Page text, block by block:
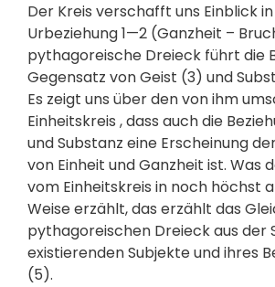
Der Kreis verschafft uns Einblick
Urbeziehung 1—2 (Ganzheit –
pythagoreische Dreieck führt die
Gegensatz von Geist (3) und
Es zeigt uns über den von ihm
Einheitskreis , dass auch die
und Substanz eine Erscheinung
von Einheit und Ganzheit ist. Was
vom Einheitskreis in noch höchst
Weise erzählt, das erzählt das
pythagoreischen Dreieck aus der
existierenden Subjekte und ihres
(5).